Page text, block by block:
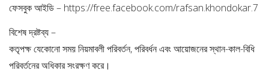
ফেসবুক আইডি – https://free.facebook.com/rafsan.khondokar.7
বিশেষ দ্রষ্টব্য –
কতৃপক্ষ যেকোনো সময় নিয়মাবলী পরিবর্তন, পরিবর্ধন এবং আয়োজনের স্থান-কাল-বিধি
পরিবর্তনের অধিকার সংরক্ষণ করে।